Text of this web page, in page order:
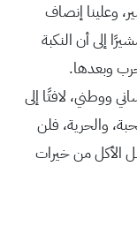
وعلينا إنصاف
إلى أن النكبة
ووطني، لافتًا إلى
والحرية، فلن
الأكل من خيرات